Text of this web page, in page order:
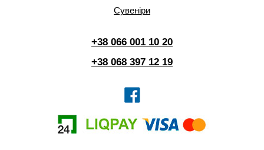
Сувеніри
+38 066 001 10 20
+38 068 397 12 19